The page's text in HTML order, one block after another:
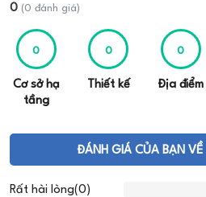
0 (0 đánh giá)
0
Cơ sở hạ
tầng
0
Thiết kế
0
Địa điểm
ĐÁNH GIÁ CỦA BẠN
Rất hài lòng(0)